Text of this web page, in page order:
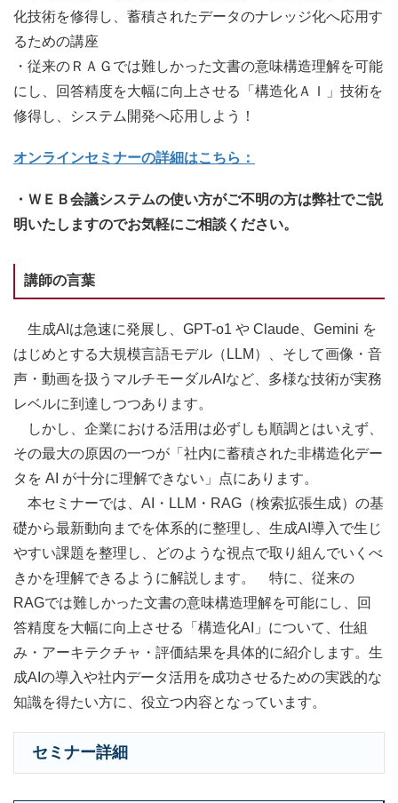
化技術を修得し、蓄積されたデータのナレッジ化へ応用す
るための講座
・従来のＲＡＧでは難しかった文書の意味構造理解を可能
にし、回答精度を大幅に向上させる「構造化ＡＩ」技術を
修得し、システム開発へ応用しよう！
オンラインセミナーの詳細はこちら：
・ＷＥＢ会議システムの使い方がご不明の方は弊社でご説
明いたしますのでお気軽にご相談ください。
講師の言葉
生成AIは急速に発展し、GPT-o1 や Claude、Gemini を
はじめとする大規模言語モデル（LLM）、そして画像・音
声・動画を扱うマルチモーダルAIなど、多様な技術が実務
レベルに到達しつつあります。
しかし、企業における活用は必ずしも順調とはいえず、
その最大の原因の一つが「社内に蓄積された非構造化デー
タを AI が十分に理解できない」点にあります。
本セミナーでは、AI・LLM・RAG（検索拡張生成）の基
礎から最新動向までを体系的に整理し、生成AI導入で生じ
やすい課題を整理し、どのような視点で取り組んでいくべ
きかを理解できるように解説します。 特に、従来の
RAGでは難しかった文書の意味構造理解を可能にし、回
答精度を大幅に向上させる「構造化AI」について、仕組
み・アーキテクチャ・評価結果を具体的に紹介します。生
成AIの導入や社内データ活用を成功させるための実践的な
知識を得たい方に、役立つ内容となっています。
セミナー詳細